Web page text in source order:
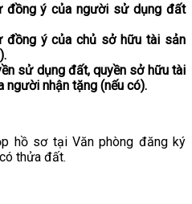
đồng ý của người sử dụng đất
đồng ý của chủ sở hữu tài sản
sử dụng đất, quyền sở hữu tài
nhận tặng (nếu có).
hồ sơ tại Văn phòng đăng ký
thửa đất.